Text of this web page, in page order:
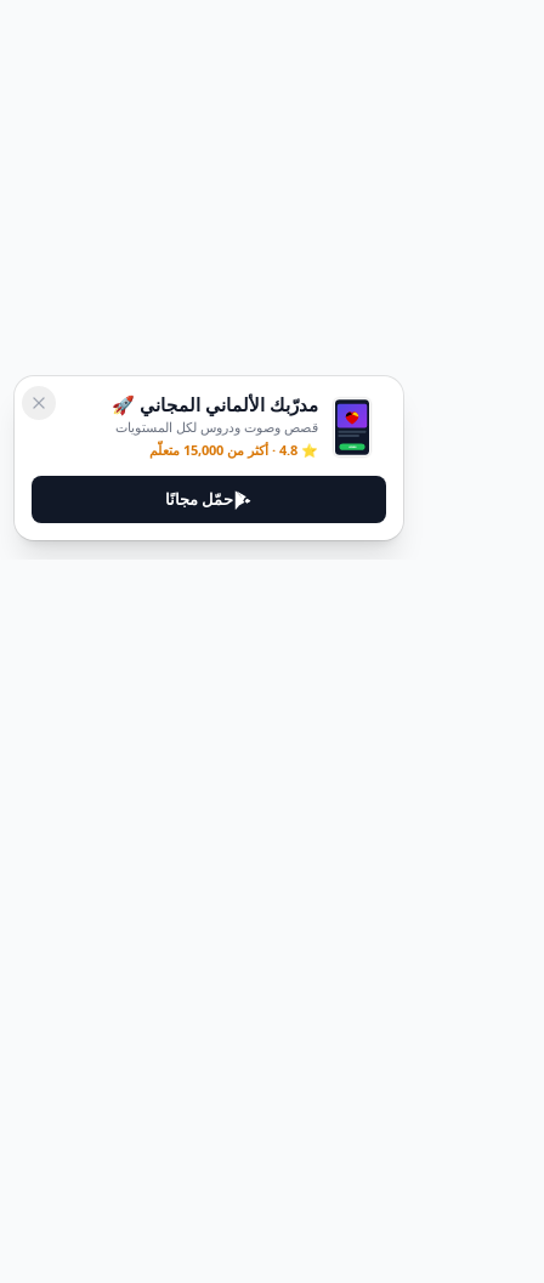
مدرّبك الألماني المجاني 🚀
قصص وصوت ودروس لكل المستويات
⭐ 4.8 · أكثر من 15,000 متعلّم
حمّل مجانًا